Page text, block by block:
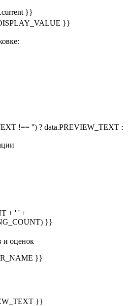
}}
}}
!== '') ? data.PREVIEW_TEXT :
+ ' ' +
}}
и оценок
}}
}}